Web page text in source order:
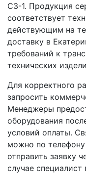
СЗ-1. Продукция
соответствует
действующим на
доставку в
требований к
технических
Для корректного
запросить
Менеджеры
оборудования
условий оплаты.
можно по
отправить заявку
случае специалист